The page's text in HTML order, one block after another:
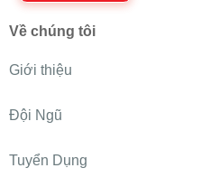
Về chúng tôi
Giới thiệu
Đội Ngũ
Tuyển Dụng